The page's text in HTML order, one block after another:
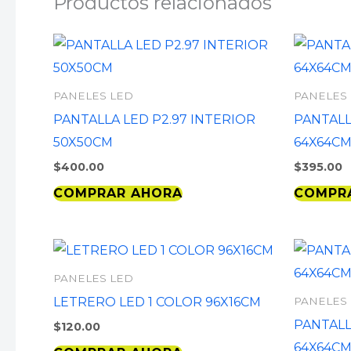
PANELES LED
PANTALLA LED P2.97 INTERIOR
50X50CM
$400.00
COMPRAR AHORA
PANELES
64X64CM
$395.00
PANELES LED
LETRERO LED 1 COLOR 96X16CM
$120.00
PANELES
64X64CM